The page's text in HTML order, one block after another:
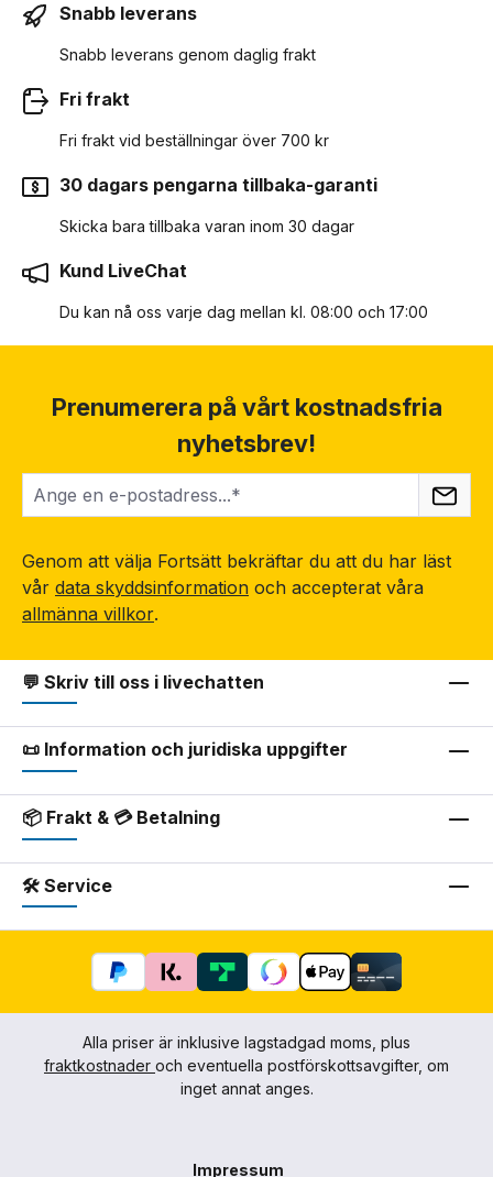
Snabb leverans
Snabb leverans genom daglig frakt
Fri frakt
Fri frakt vid beställningar över 700 kr
30 dagars pengarna tillbaka-garanti
Skicka bara tillbaka varan inom 30 dagar
Kund LiveChat
Du kan nå oss varje dag mellan kl. 08:00 och 17:00
Prenumerera på vårt kostnadsfria
nyhetsbrev!
Genom att välja Fortsätt bekräftar du att du har läst
vår data skyddsinformation och accepterat våra
allmänna villkor.
💬 Skriv till oss i livechatten
📜 Information och juridiska uppgifter
📦 Frakt & 💳 Betalning
🛠 Service
Alla priser är inklusive lagstadgad moms, plus
fraktkostnader och eventuella postförskottsavgifter, om
inget annat anges.
Impressum